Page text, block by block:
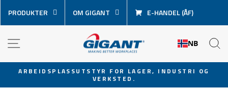
over
innhold
PRODUKTER OM GIGANT E-HANDEL (ÅF)
NB
Sett
ARBEIDSPLASSUTSTYR FOR LAGER, INDUSTRI OG
VERKSTED.